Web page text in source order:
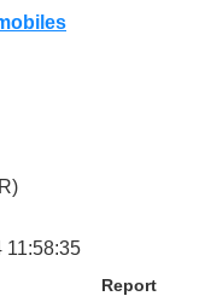
11:58:35
Report